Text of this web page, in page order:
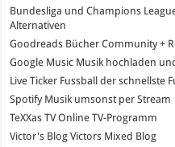
Bundesliga und Champions
Alternativen
Goodreads Bücher Community +
Google Music Musik hochladen
Live Ticker Fussball
der schnellste
SpotifyMusik umsonst per Stream
TeXXas TVOnline TV-Programm
Victor's Blog Victors Mixed Blog